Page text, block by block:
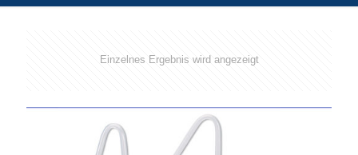
Einzelnes Ergebnis wird angezeigt